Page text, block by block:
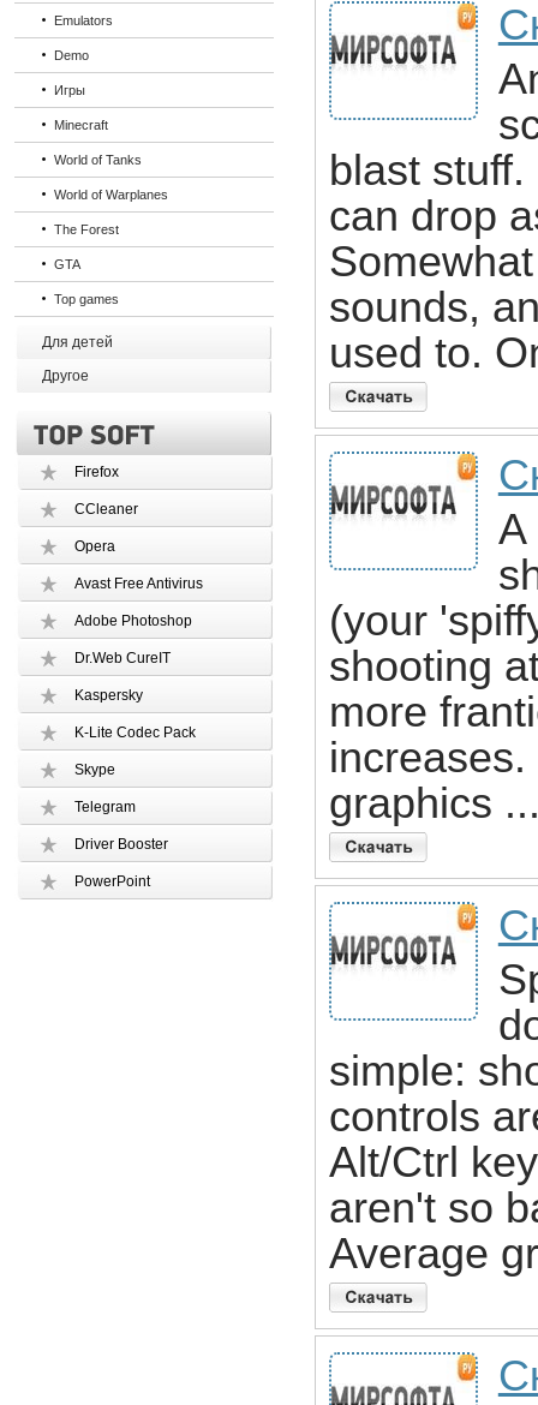
Emulators
Demo
Игры
Minecraft
World of Tanks
World of Warplanes
The Forest
GTA
Top games
Для детей
Другое
Firefox
CCleaner
Opera
Avast Free Antivirus
Adobe Photoshop
Dr.Web CureIT
Kaspersky
K-Lite Codec Pack
Skype
Telegram
Driver Booster
PowerPoint
blast
can drop
sounds,
used to.
A
(your
shooting
more
graphics
simple:
controls
Alt/Ctrl
aren't so
Average